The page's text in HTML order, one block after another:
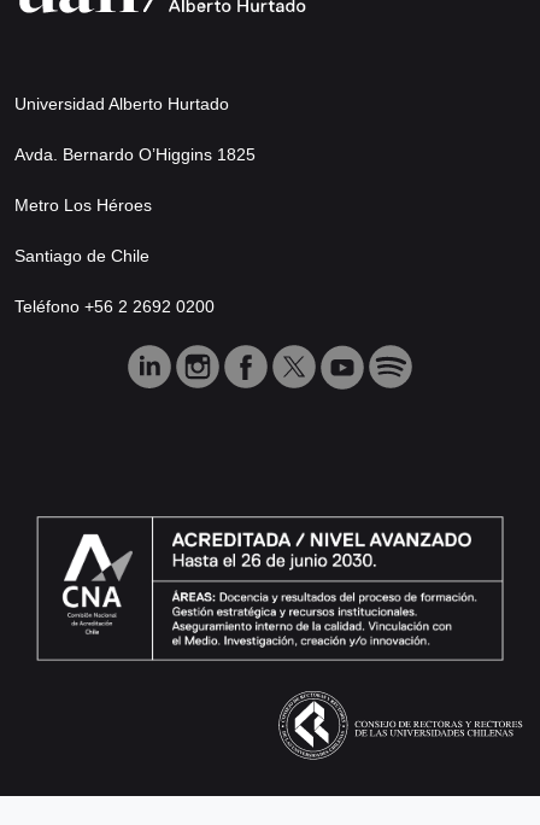
Universidad Alberto Hurtado
Avda. Bernardo O’Higgins 1825
Metro Los Héroes
Santiago de Chile
Teléfono +56 2 2692 0200